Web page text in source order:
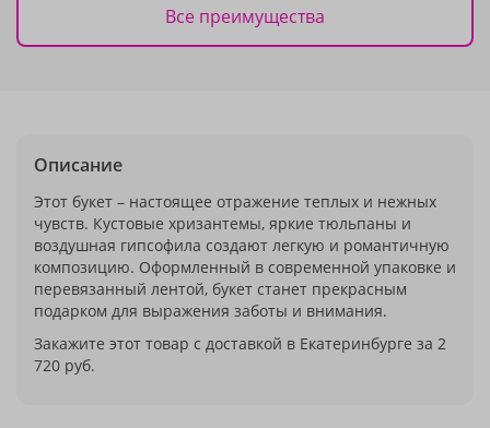
Все преимущества
Описание
Этот букет – настоящее отражение теплых и нежных
чувств. Кустовые хризантемы, яркие тюльпаны и
воздушная гипсофила создают легкую и романтичную
композицию. Оформленный в современной упаковке и
перевязанный лентой, букет станет прекрасным
подарком для выражения заботы и внимания.
Закажите этот товар с доставкой в Екатеринбурге за 2
720 руб.